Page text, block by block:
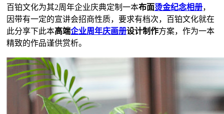
百铂文化为其2周年企业庆典定制一本布面烫金纪念相册，
因带有一定的宣讲会招商性质，要求有档次，百铂文化就在
此分享下此本高端企业周年庆画册设计制作方案，作为一本
精致的作品谨供赏析。